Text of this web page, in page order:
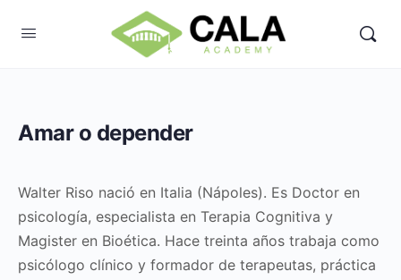
Amar o depender
Walter Riso nació en Italia (Nápoles). Es Doctor en
psicología, especialista en Terapia Cognitiva y
Magister en Bioética. Hace treinta años trabaja como
psicólogo clínico y formador de terapeutas, práctica